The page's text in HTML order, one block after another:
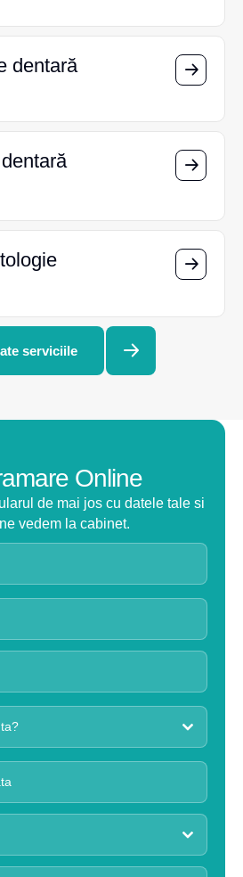
dentară
dentară
serviciile
Online
de mai jos cu datele tale si
vedem la cabinet.